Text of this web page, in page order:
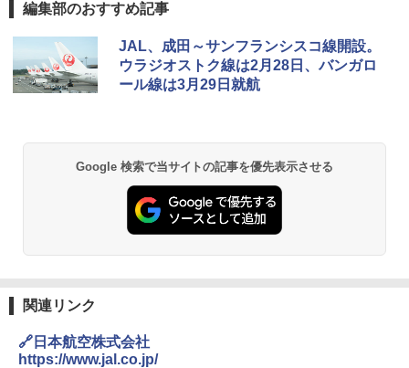
編集部のおすすめ記事
JAL、成田～サンフランシスコ線開設。
ウラジオストク線は2月28日、バンガロ
ール線は3月29日就航
Google 検索で当サイトの記事を優先表示させる
関連リンク
🔗日本航空株式会社
https://www.jal.co.jp/